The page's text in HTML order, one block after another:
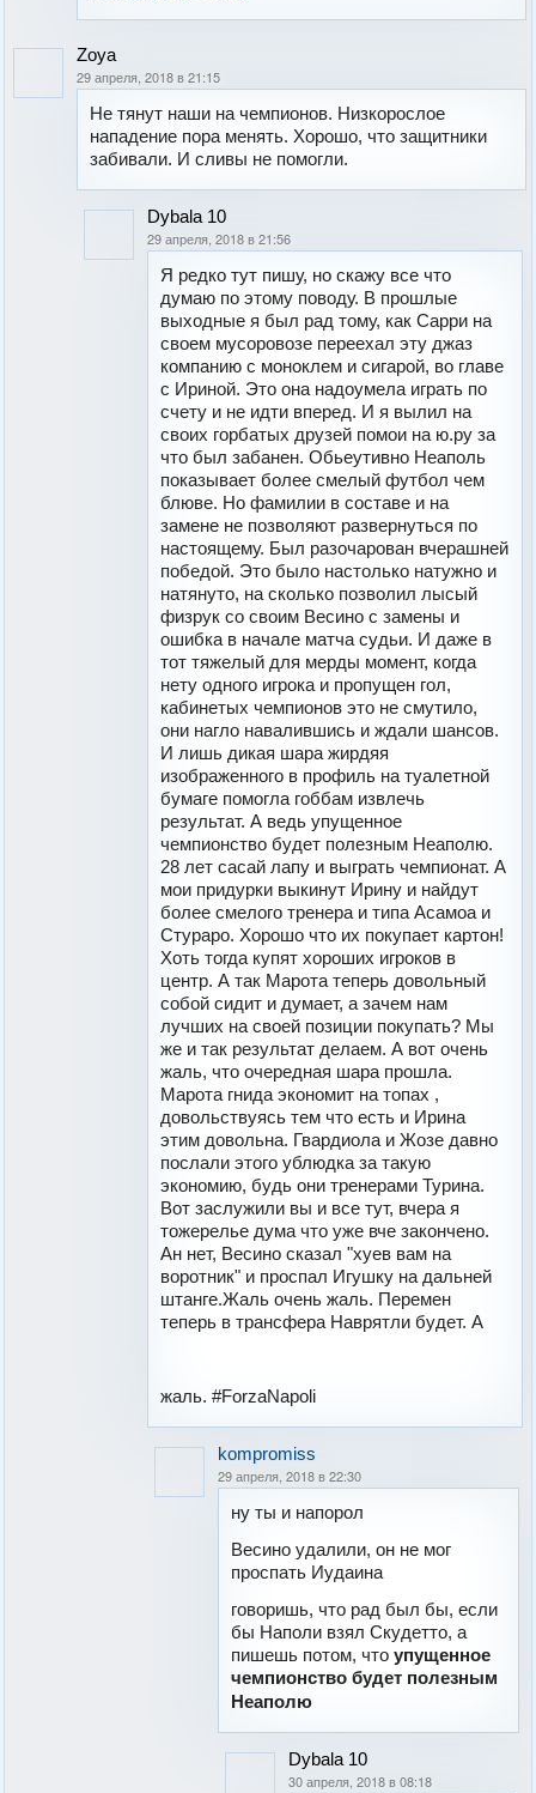
Zoya
29 апреля, 2018 в 21:15
Не тянут наши на чемпионов. Низкорослое
нападение пора менять. Хорошо, что защитники
забивали. И сливы не помогли.
Dybala 10
29 апреля, 2018 в 21:56
Я редко тут пишу, но скажу все что
думаю по этому поводу. В прошлые
выходные я был рад тому, как Сарри на
своем мусоровозе переехал эту джаз
компанию с моноклем и сигарой, во главе
с Ириной. Это она надоумела играть по
счету и не идти вперед. И я вылил на
своих горбатых друзей помои на ю.ру за
что был забанен. Обьеутивно Неаполь
показывает более смелый футбол чем
блюве. Но фамилии в составе и на
замене не позволяют развернуться по
настоящему. Был разочарован вчерашней
победой. Это было настолько натужно и
натянуто, на сколько позволил лысый
физрук со своим Весино с замены и
ошибка в начале матча судьи. И даже в
тот тяжелый для мерды момент, когда
нету одного игрока и пропущен гол,
кабинетых чемпионов это не смутило,
они нагло навалившись и ждали шансов.
И лишь дикая шара жирдяя
изображенного в профиль на туалетной
бумаге помогла гоббам извлечь
результат. А ведь упущенное
чемпионство будет полезным Неаполю.
28 лет сасай лапу и выграть чемпионат. А
мои придурки выкинут Ирину и найдут
более смелого тренера и типа Асамоа и
Стураро. Хорошо что их покупает картон!
Хоть тогда купят хороших игроков в
центр. А так Марота теперь довольный
собой сидит и думает, а зачем нам
лучших на своей позиции покупать? Мы
же и так результат делаем. А вот очень
жаль, что очередная шара прошла.
Марота гнида экономит на топах ,
довольствуясь тем что есть и Ирина
этим довольна. Гвардиола и Жозе давно
послали этого ублюдка за такую
экономию, будь они тренерами Турина.
Вот заслужили вы и все тут, вчера я
тожерелье дума что уже вче закончено.
Ан нет, Весино сказал "хуев вам на
воротник" и проспал Игушку на дальней
штанге.Жаль очень жаль. Перемен
теперь в трансфера Наврятли будет. А
жаль. #ForzaNapoli
kompromiss
29 апреля, 2018 в 22:30
ну ты и напорол
Весино удалили, он не мог
проспать Иудаина
говоришь, что рад был бы, если
бы Наполи взял Скудетто, а
пишешь потом, чтоупущенное
чемпионство будет полезным
Неаполю
Dybala 10
30 апреля, 2018 в 08:18